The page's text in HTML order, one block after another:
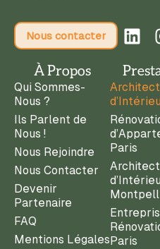
Nous contacter
À Propos
Qui Sommes-
Nous ?
Ils Parlent de
Nous !
Nous Rejoindre
Nous Contacter
Devenir
Partenaire
FAQ
Mentions Légales
Paris
Paris